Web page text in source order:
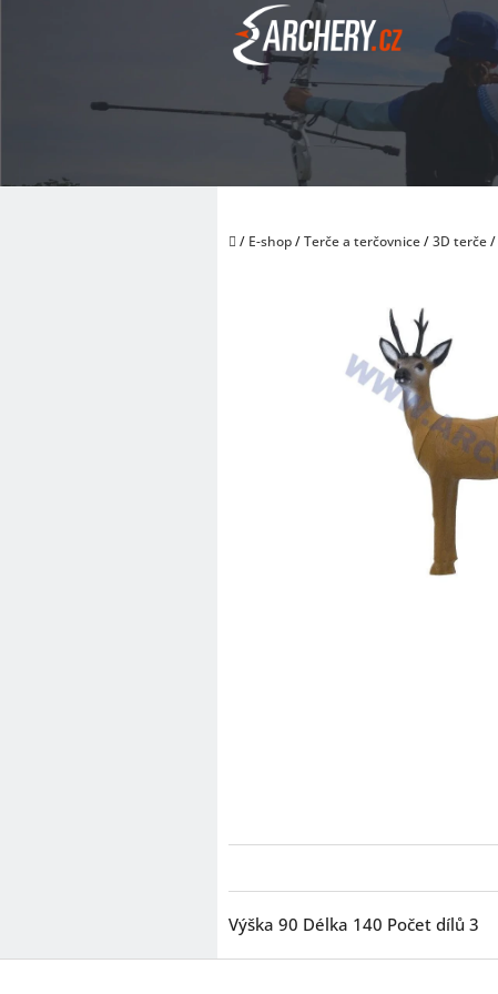
Domů
/ E-shop/Terče a terčovnice/3D terče/
Výška 90 Délka 140 Počet dílů 3